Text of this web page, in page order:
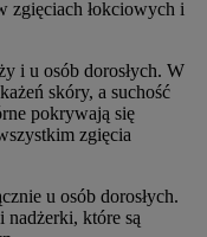
zgięciach łokciowych i
i u osób dorosłych. W
skóry, a suchość
pokrywają się
zgięcia
u osób dorosłych.
które są